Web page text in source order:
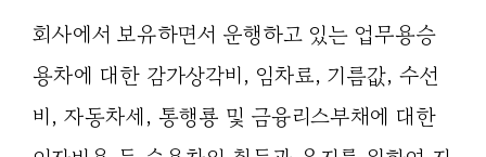
회사에서 보유하면서 운행하고 있는 업무용승
용차에 대한 감가상각비, 임차료, 기름값, 수선
비, 자동차세, 통행룡 및 금융리스부채에 대한